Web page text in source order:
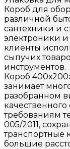
Короб для
различной
сантехники и
электроники
клиенты
сыпучих
инструментов.
Короб
занимает
разобранном
качественного
требованиям
005/2011,
транспортные
большие